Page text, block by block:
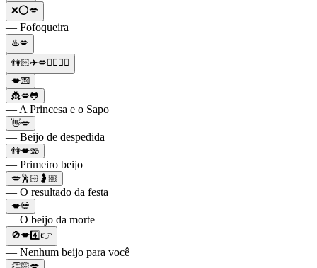
❌⭕💋
— Fofoqueira
♨️💋
👫🏻✈️💋👩‍❤️‍💋‍👨
💋💌
👸💋🐸
— A Princesa e o Sapo
👋💋
— Beijo de despedida
👫💋🫨
— Primeiro beijo
💋🕺🏻🤰🏼
— O resultado da festa
💋💀
— O beijo da morte
🚫💋4️⃣👉
— Nenhum beijo para você
👏🏻💋